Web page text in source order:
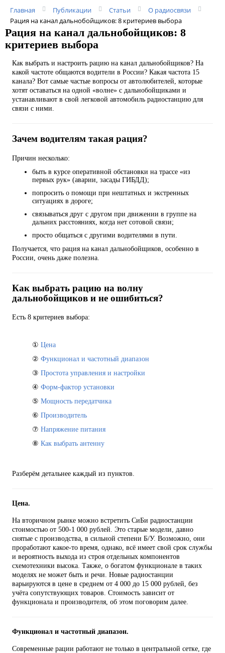
Главная Публикации Статьи
О радиосвязи
Рация на канал дальнобойщиков: 8 критериев выбора
Рация на канал дальнобойщиков: 8
критериев выбора
Как выбрать и настроить рацию на канал дальнобойщиков? На
какой частоте общаются водители в России? Какая частота 15
канала? Вот самые частые вопросы от автолюбителей, которые
хотят оставаться на одной «волне» с дальнобойщиками и
устанавливают в свой легковой автомобиль радиостанцию для
связи с ними.
Зачем водителям такая рация?
Причин несколько:
быть в курсе оперативной обстановки на трассе «из
первых рук» (аварии, засады ГИБДД);
попросить о помощи при нештатных и экстренных
ситуациях в дороге;
связываться друг с другом при движении в группе на
дальних расстояниях, когда нет сотовой связи;
просто общаться с другими водителями в пути.
Получается, что рация на канал дальнобойщиков, особенно в
России, очень даже полезна.
Как выбрать рацию на волну
дальнобойщиков и не ошибиться?
Есть 8 критериев выбора:
① Цена
② Функционал и частотный диапазон
③ Простота управления и настройки
④ Форм-фактор установки
⑤ Мощность передатчика
⑥ Производитель
⑦ Напряжение питания
⑧ Как выбрать антенну
Разберём детальнее каждый из пунктов.
Цена.
На вторичном рынке можно встретить СиБи радиостанции
стоимостью от 500-1 000 рублей. Это старые модели, давно
снятые с производства, в сильной степени Б/У. Возможно, они
проработают какое-то время, однако, всё имеет свой срок службы
и вероятность выхода из строя отдельных компонентов
схемотехники высока. Также, о богатом функционале в таких
моделях не может быть и речи. Новые радиостанции
варьируются в цене в среднем от 4 000 до 15 000 рублей, без
учёта сопутствующих товаров. Стоимость зависит от
функционала и производителя, об этом поговорим далее.
Функционал и частотный диапазон.
Современные рации работают не только в центральной сетке, где